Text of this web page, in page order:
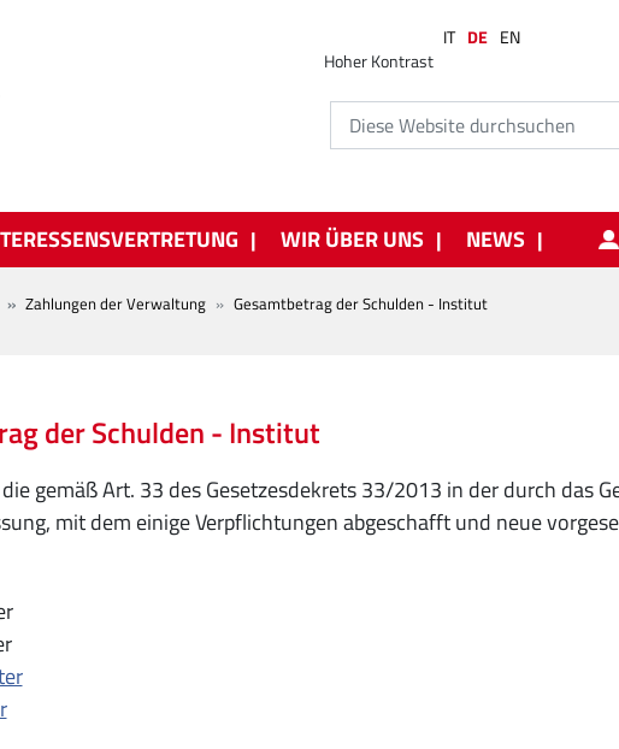
Hoher Kontrast
IT DE EN
WIR ÜBER UNS NEWS
Zahlungen der Verwaltung Gesamtbetrag der Schulden - Institut
der Schulden - Institut
gemäß Art. 33 des Gesetzesdekrets 33/2013 in der durch das
mit dem einige Verpflichtungen abgeschafft und neue